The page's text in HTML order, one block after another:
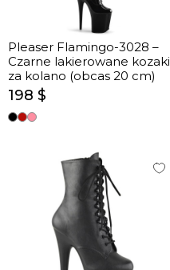
Pleaser Flamingo-3028 –
Czarne lakierowane kozaki
za kolano (obcas 20 cm)
198 $